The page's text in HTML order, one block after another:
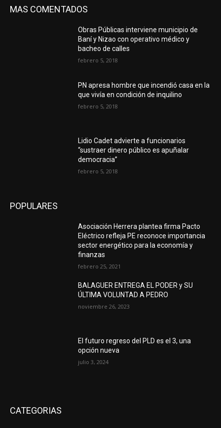
MAS COMENTADOS
Obras Públicas interviene municipio de
Baní y Nizao con operativo médico y
bacheo de calles
febrero 5, 2018
PN apresa hombre que incendió casa en la
que vivía en condición de inquilino
febrero 5, 2018
Lidio Cadet advierte a funcionarios
“sustraer dinero público es apuñalar
democracia”
febrero 5, 2018
POPULARES
Asociación Herrera plantea firma Pacto
Eléctrico refleja PE reconoce importancia
sector energético para la economía y
finanzas
febrero 25, 2021
BALAGUER ENTREGA EL PODER y SU
ÚLTIMA VOLUNTAD A PEDRO
noviembre 26, 2023
El futuro regreso del PLD es el 3, una
opción nueva
julio 3, 2024
CATEGORIAS